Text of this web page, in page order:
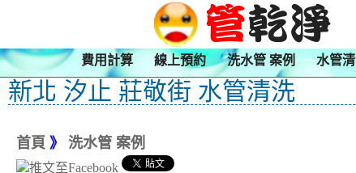
費用計算 線上預約 洗水管 案例 水管
新北 汐止 莊敬街 水管清洗
首頁 》 洗水管 案例